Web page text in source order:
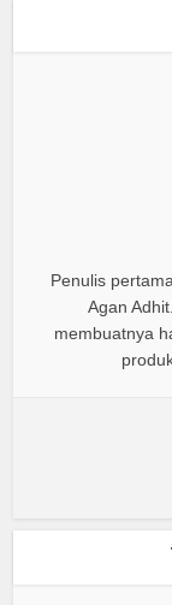
Penulis
Agan
membuatnya